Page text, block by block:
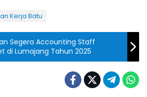
Kerja Batu
Segera Accounting Staff
di Lumajang Tahun 2025